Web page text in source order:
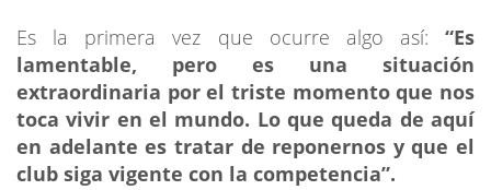
Es la primera vez que ocurre algo así: “Es
lamentable, pero es una situación
extraordinaria por el triste momento que nos
toca vivir en el mundo. Lo que queda de aquí
en adelante es tratar de reponernos y que el
club siga vigente con la competencia”.